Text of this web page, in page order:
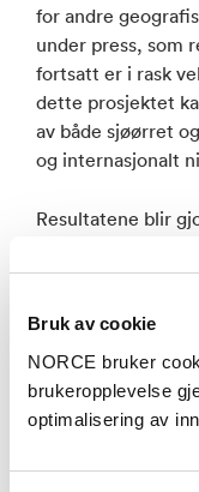
Bruk av cookie
NORCE bruker
brukeropplevelse
optimalisering av
for andre
under press, som
fortsatt er i rask
dette prosjektet
av både sjøørret
og internasjonalt
Resultatene blir
betydning både
mest oppdaterte
modellsystemer
disse viktige
bærekraftig